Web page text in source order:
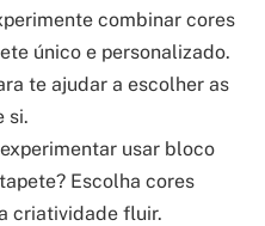
combinar cores
único e personalizado.
te ajudar a escolher as
si.
usar bloco
Escolha cores
criatividade fluir.